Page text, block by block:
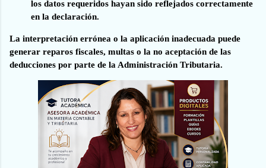
los datos requeridos hayan sido reflejados correctamente
en la declaración.
La interpretación errónea o la aplicación inadecuada puede
generar reparos fiscales, multas o la no aceptación de las
deducciones por parte de la Administración Tributaria.